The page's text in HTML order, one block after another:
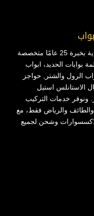
متجر الابواب (Doors Store) شركة سعودية بخبرة 25 عامًا متخصصة
بوابات الحديد، ابواب
الرول والشتر, حواجز
الاستانلس استيل
ونوفر خدمات التركيب
والطائف والرياض فقط، مع
وشحن لجميع